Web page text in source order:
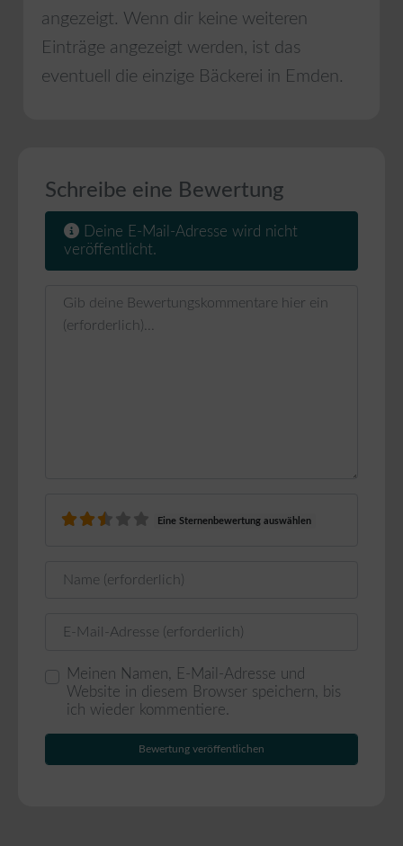
angezeigt. Wenn dir keine weiteren
Einträge angezeigt werden, ist das
eventuell die einzige Bäckerei in Emden .
Schreibe eine Bewertung
Deine E-Mail-Adresse wird nicht
veröffentlicht.
Eine Sternenbewertung auswählen
Meinen Namen, E-Mail-Adresse und
Website in diesem Browser speichern, bis
ich wieder kommentiere.